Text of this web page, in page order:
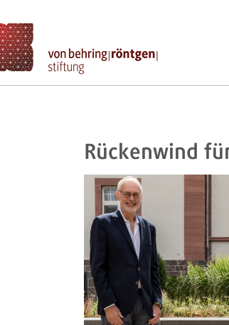
Rückenwind